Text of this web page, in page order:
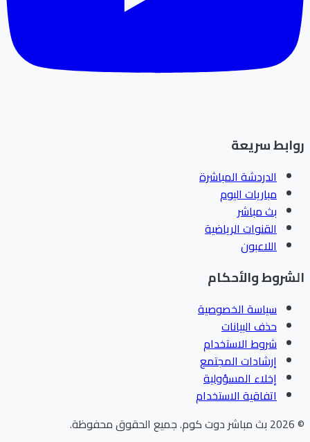
سريعة
الدردشة المباشرة
مباريات اليوم
بث مباشر
القنوات الرياضية
اللاعبون
والأحكام
سياسة الخصوصية
حذف البيانات
شروط الاستخدام
إرشادات المجتمع
إخلاء المسؤولية
اتفاقية الاستخدام
بث مباشر دوت كوم.جميع الحقوق محفوظة.